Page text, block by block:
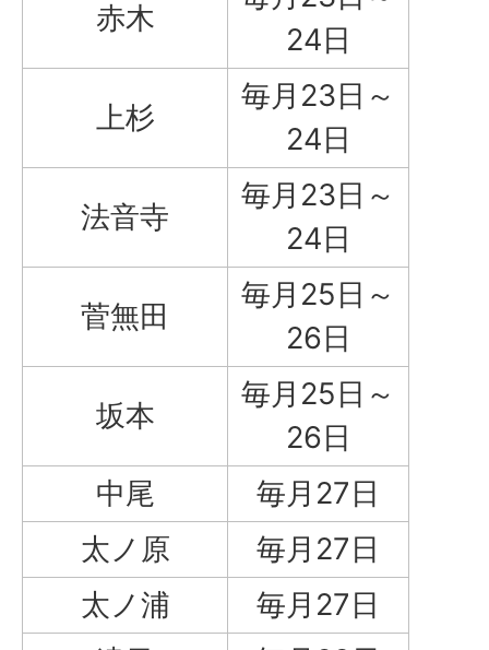
赤木
24日
上杉
毎月23日～
24日
法音寺
毎月23日～
24日
菅無田
毎月25日～
26日
坂本
毎月25日～
26日
中尾
毎月27日
太ノ原
毎月27日
太ノ浦
毎月27日